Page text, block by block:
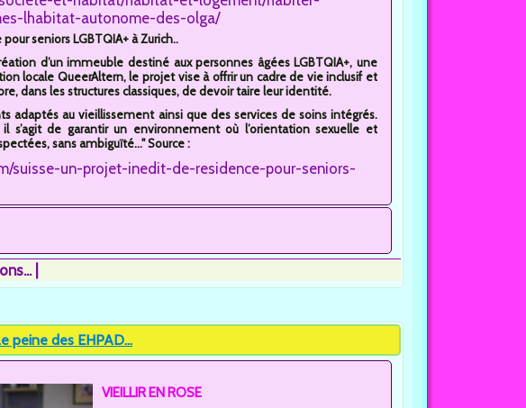
lhabitat-autonome-des-olga/
seniors LGBTQIA+ à Zurich..
d’un immeuble destiné aux personnes âgées LGBTQIA+, une
locale QueerAltern, le projet vise à offrir un cadre de vie inclusif et
dans les structures classiques, de devoir taire leur identité.
adaptés au vieillissement ainsi que des services de soins intégrés.
s’agit de garantir un environnement où l’orientation sexuelle et
sans ambiguïté..." Source :
suisse-un-projet-inedit-de-residence-pour-seniors-
peine des EHPAD...
VIEILLIR EN ROSE